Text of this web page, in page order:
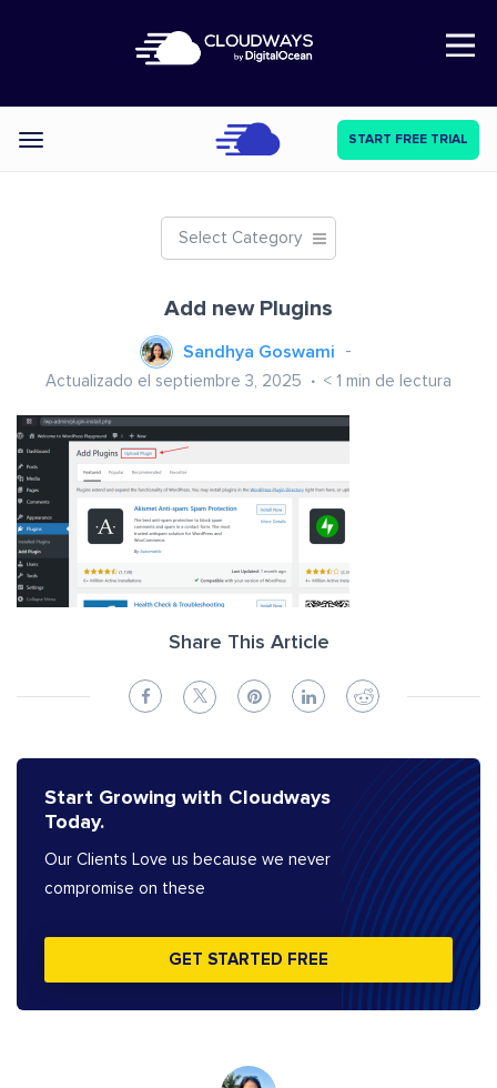
Open Nav
Categories START FREE TRIAL
Select Category
Add new Plugins
Sandhya Goswami
Actualizado el septiembre 3, 2025 < 1 min de lectura
Share This Article
Start Growing with Cloudways
Today.
Our Clients Love us because we never
compromise on these
GET STARTED FREE